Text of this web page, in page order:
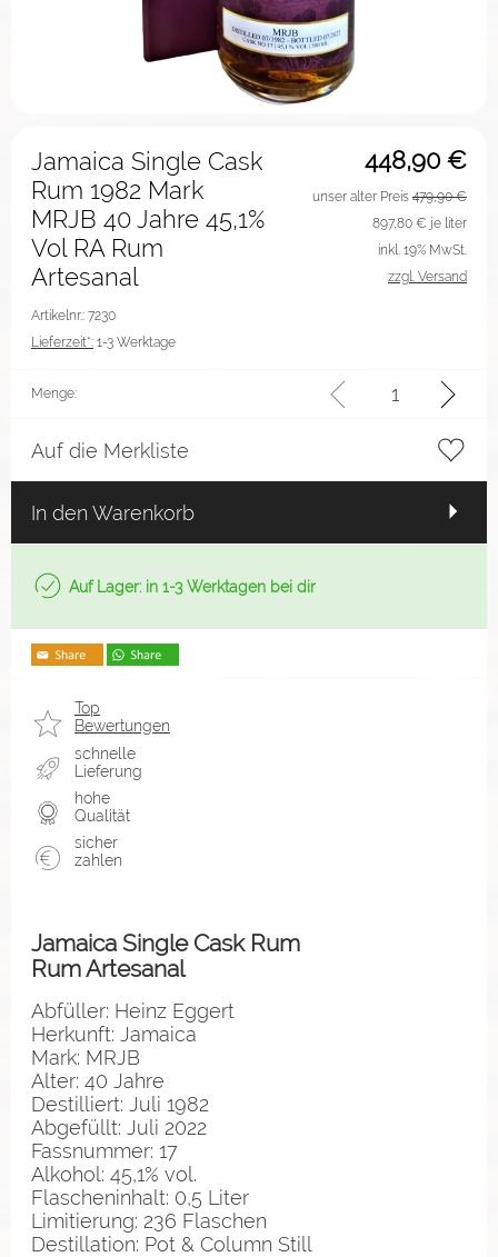
448,90 €
Jamaica Single Cask
Rum 1982 Mark
MRJB 40 Jahre 45,1%
Vol RA Rum
Artesanal
Artikelnr.: 7230
Lieferzeit*: 1-3 Werktage
unser alter Preis 479,90 €
897,80 € je liter
inkl. 19% MwSt.
zzgl. Versand
Menge:
Auf die Merkliste
In den Warenkorb
Auf Lager: in 1-3 Werktagen bei dir
Top
Bewertungen
schnelle
Lieferung
hohe
Qualität
sicher
zahlen
Jamaica Single Cask Rum
Rum Artesanal
Abfüller: Heinz Eggert
Herkunft: Jamaica
Mark: MRJB
Alter: 40 Jahre
Destilliert: Juli 1982
Abgefüllt: Juli 2022
Fassnummer: 17
Alkohol: 45,1% vol.
Flascheninhalt: 0,5 Liter
Limitierung: 236 Flaschen
Destillation: Pot & Column Still